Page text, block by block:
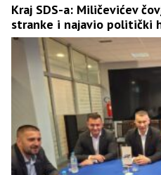
Kraj SDS-a: Miličevićev
stranke i najavio politički